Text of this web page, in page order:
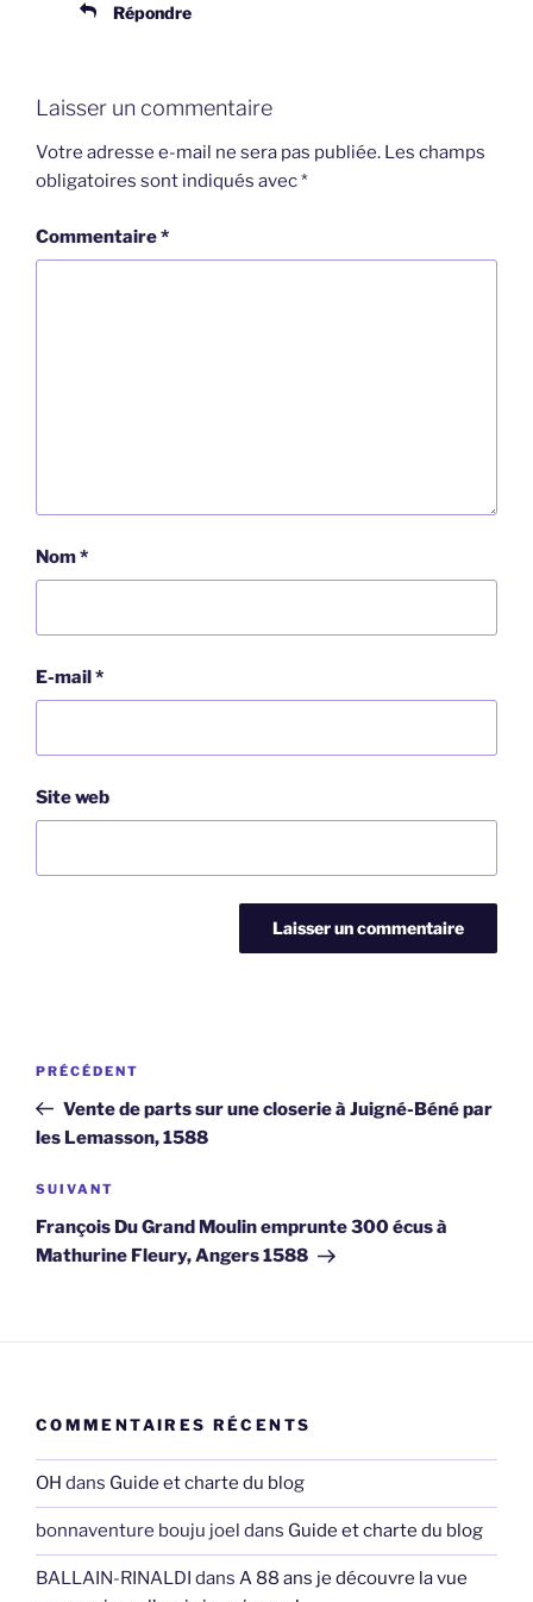
Répondre
Laisser un commentaire
Votre adresse e-mail ne sera pas publiée. Les champs
obligatoires sont indiqués avec*
Commentaire*
Nom*
E-mail*
Site web
Navigation
l’article
Article
précédent
PRÉCÉDENT
Vente de parts sur une closerie à Juigné-Béné par
les Lemasson, 1588
Article
suivant
SUIVANT
François Du Grand Moulin emprunte 300 écus à
Mathurine Fleury, Angers 1588
COMMENTAIRES RÉCENTS
OH dans Guide et charte du blog
bonnaventure bouju joel dans Guide et charte du blog
BALLAIN-RINALDI dans A 88 ans je découvre la vue